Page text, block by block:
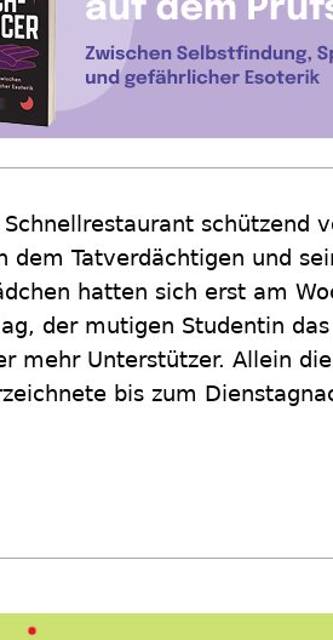
schützend
dem Tatverdächtigen und
hatten sich erst am
der mutigen Studentin
mehr Unterstützer. Allein
bis zum